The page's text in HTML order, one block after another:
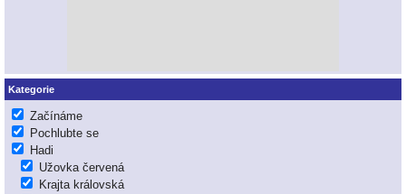
Kategorie
Začínáme
Pochlubte se
Hadi
Užovka červená
Krajta královská